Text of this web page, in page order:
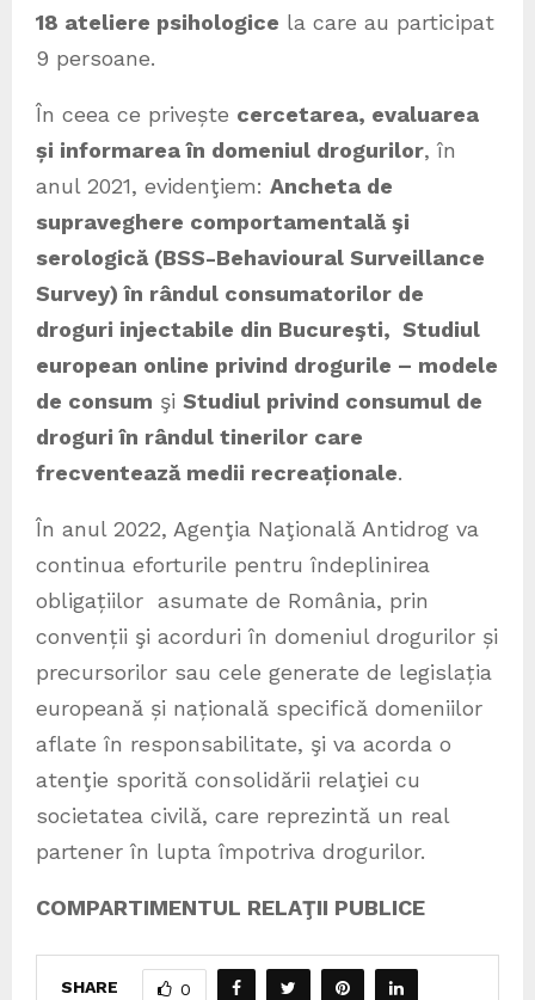
18 ateliere psihologice la care au participat
9 persoane.
În ceea ce privește cercetarea, evaluarea
și informarea în domeniul drogurilor, în
anul 2021, evidenţiem: Ancheta de
supraveghere comportamentală şi
serologică (BSS-Behavioural Surveillance
Survey) în rândul consumatorilor de
droguri injectabile din Bucureşti, Studiul
european online privind drogurile – modele
de consum şi Studiul privind consumul de
droguri în rândul tinerilor care
frecventează medii recreaționale.
În anul 2022, Agenţia Naţională Antidrog va
continua eforturile pentru îndeplinirea
obligațiilor asumate de România, prin
convenții şi acorduri în domeniul drogurilor și
precursorilor sau cele generate de legislația
europeană și națională specifică domeniilor
aflate în responsabilitate, şi va acorda o
atenţie sporită consolidării relaţiei cu
societatea civilă, care reprezintă un real
partener în lupta împotriva drogurilor.
COMPARTIMENTUL RELAŢII PUBLICE
SHARE 0